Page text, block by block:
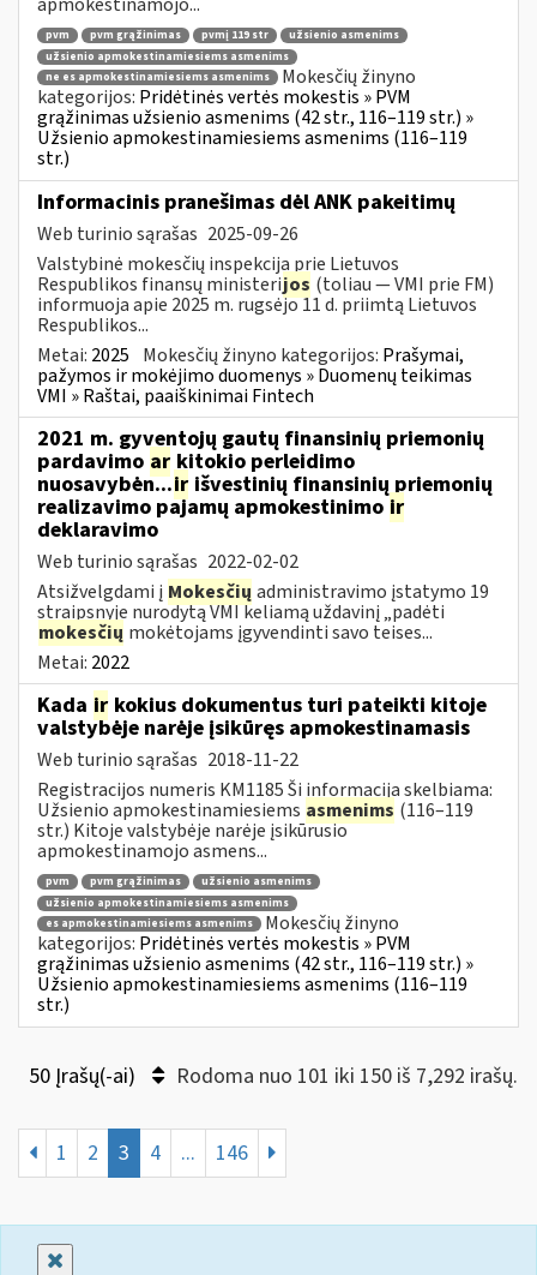
pvm pvm grąžinimas pvmį 119 str
užsienio asmenims
užsienio apmokestinamiesiems asmenims
ne es apmokestinamiesiems asmenims
Mokesčių žinyno
kategorijos: Pridėtinės vertės mokestis » PVM
grąžinimas užsienio asmenims (42 str., 116–119 str.) »
Užsienio apmokestinamiesiems asmenims (116–119
str.)
Informacinis pranešimas dėl ANK pakeitimų
Web turinio sąrašas 2025-09-26
Valstybinė mokesčių inspekcija prie Lietuvos
Respublikos finansų ministerijos (toliau — VMI prie FM)
informuoja apie 2025 m. rugsėjo 11 d. priimtą Lietuvos
Respublikos...
Metai: 2025 Mokesčių žinyno kategorijos: Prašymai,
pažymos ir mokėjimo duomenys » Duomenų teikimas
VMI » Raštai, paaiškinimai Fintech
2021 m. gyventojų gautų finansinių priemonių
pardavimo ar kitokio perleidimo
nuosavybėn...ir išvestinių finansinių priemonių
realizavimo pajamų apmokestinimo ir
deklaravimo
Web turinio sąrašas 2022-02-02
Atsižvelgdami į Mokesčių administravimo įstatymo 19
straipsnyje nurodytą VMI keliamą uždavinį „padėti
mokesčių mokėtojams įgyvendinti savo teises...
Metai: 2022
Kada ir kokius dokumentus turi pateikti kitoje
valstybėje narėje įsikūręs apmokestinamasis
Web turinio sąrašas 2018-11-22
Registracijos numeris KM1185 Ši informacija skelbiama:
Užsienio apmokestinamiesiems asmenims (116–119
str.) Kitoje valstybėje narėje įsikūrusio
apmokestinamojo asmens...
pvm pvm grąžinimas
užsienio asmenims
užsienio apmokestinamiesiems asmenims
es apmokestinamiesiems asmenims
Mokesčių žinyno
kategorijos: Pridėtinės vertės mokestis » PVM
grąžinimas užsienio asmenims (42 str., 116–119 str.) »
Užsienio apmokestinamiesiems asmenims (116–119
str.)
50 Įrašų(-ai) Rodoma nuo 101 iki 150 iš 7,292 irašų.
1 2 3 4 ... 146